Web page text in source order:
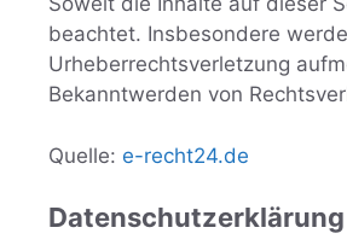
beachtet. Insbesondere
Urheberrechtsverletzung
Bekanntwerden von
Quelle: e-recht24.de
Datenschutzerklärung